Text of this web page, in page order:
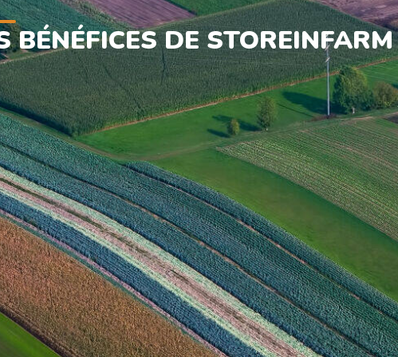
BÉNÉFICES DE STOREINFARM
EFFICACE RESPONSABLE